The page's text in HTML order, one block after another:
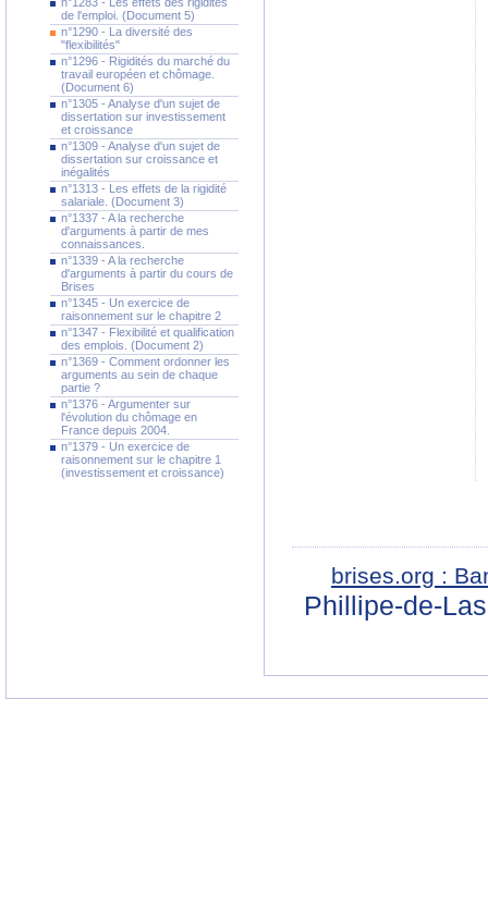
de l'emploi. (Document 5)
n°1290 - La diversité des
"flexibilités"
n°1296 - Rigidités du marché du
travail européen et chômage.
(Document 6)
n°1305 - Analyse d'un sujet de
dissertation sur investissement
et croissance
n°1309 - Analyse d'un sujet de
dissertation sur croissance et
inégalités
n°1313 - Les effets de la rigidité
salariale. (Document 3)
n°1337 - A la recherche
d'arguments à partir de mes
connaissances.
n°1339 - A la recherche
d'arguments à partir du cours de
Brises
n°1345 - Un exercice de
raisonnement sur le chapitre 2
n°1347 - Flexibilité et qualification
des emplois. (Document 2)
n°1369 - Comment ordonner les
arguments au sein de chaque
partie ?
n°1376 - Argumenter sur
l'évolution du chômage en
France depuis 2004.
n°1379 - Un exercice de
raisonnement sur le chapitre 1
(investissement et croissance)
brises.org :
Phillipe-de-